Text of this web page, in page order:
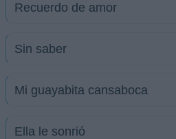
Recuerdo de amor
Sin saber
Mi guayabita cansaboca
Ella le sonrió